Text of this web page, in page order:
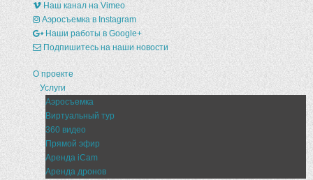
Наш канал на Vimeo
Аэросъемка в Instagram
Наши работы в Google+
Подпишитесь на наши новости
О проекте
Услуги
Аэросъемка
Виртуальный тур
360 видео
Прямой эфир
Аренда iCam
Аренда дронов